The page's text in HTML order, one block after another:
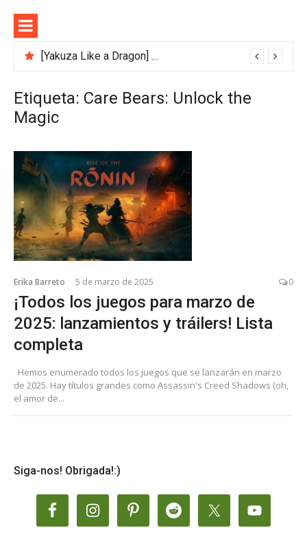
contenido
[Yakuza Like a Dragon] Guía de Gestión Empresarial
Los 5 Gigantes de Roblox: Conoce los Juegos Más Populares que Dominan la Plataforma en 2025
Etiqueta: Care Bears: Unlock the
Magic
Erika Barreto 5 de marzo de 2025 0
¡Todos los juegos para marzo de
2025: lanzamientos y tráilers! Lista
completa
Hemos enumerado todos los juegos que se lanzarán en marzo
de 2025. Hay títulos grandes como Assassin's Creed Shadows (oh,
el amor de...
Siga-nos! Obrigada!:)